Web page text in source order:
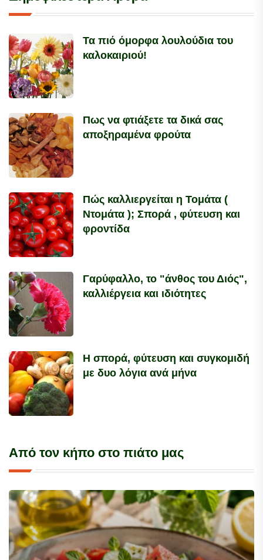
Τα πιό όμορφα λουλούδια του
καλοκαιριού!
Πως να φτιάξετε τα δικά σας
αποξηραμένα φρούτα
Πώς καλλιεργείται η Τομάτα (
Ντομάτα ); Σπορά , φύτευση και
φροντίδα
Γαρύφαλλο, το "άνθος του Διός",
καλλιέργεια και ιδιότητες
Η σπορά, φύτευση και συγκομιδή
με δυο λόγια ανά μήνα
Από τον κήπο στο πιάτο μας